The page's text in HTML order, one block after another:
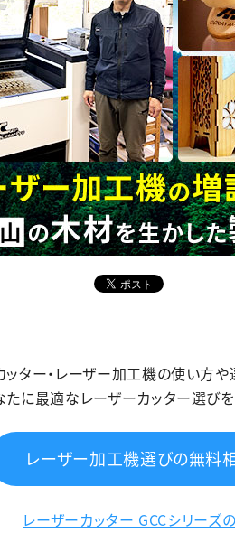
ッター・レーザー加工機の使い方
たに最適なレーザーカッター選び
レーザー加工機選びの無料
レーザーカッター GCCシリーズ